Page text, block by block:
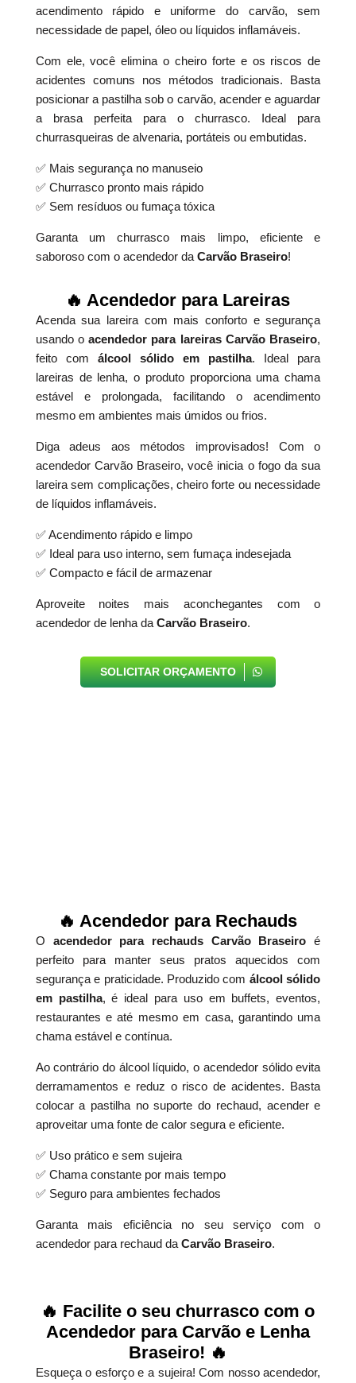
acendimento rápido e uniforme do carvão, sem
necessidade de papel, óleo ou líquidos inflamáveis.
Com ele, você elimina o cheiro forte e os riscos de
acidentes comuns nos métodos tradicionais. Basta
posicionar a pastilha sob o carvão, acender e aguardar
a brasa perfeita para o churrasco. Ideal para
churrasqueiras de alvenaria, portáteis ou embutidas.
✅ Mais segurança no manuseio
✅ Churrasco pronto mais rápido
✅ Sem resíduos ou fumaça tóxica
Garanta um churrasco mais limpo, eficiente e
saboroso com o acendedor da Carvão Braseiro!
🔥 Acendedor para Lareiras
Acenda sua lareira com mais conforto e segurança
usando oacendedor para lareiras Carvão Braseiro,
feito com álcool sólido em pastilha. Ideal para
lareiras de lenha, o produto proporciona uma chama
estável e prolongada, facilitando o acendimento
mesmo em ambientes mais úmidos ou frios.
Diga adeus aos métodos improvisados! Com o
acendedor Carvão Braseiro, você inicia o fogo da sua
lareira sem complicações, cheiro forte ou necessidade
de líquidos inflamáveis.
✅ Acendimento rápido e limpo
✅ Ideal para uso interno, sem fumaça indesejada
✅ Compacto e fácil de armazenar
Aproveite noites mais aconchegantes com o
acendedor de lenha da Carvão Braseiro.
SOLICITAR ORÇAMENTO
🔥 Acendedor para Rechauds
O acendedor para rechauds Carvão Braseiro é
perfeito para manter seus pratos aquecidos com
segurança e praticidade. Produzido com álcool sólido
em pastilha, é ideal para uso em buffets, eventos,
restaurantes e até mesmo em casa, garantindo uma
chama estável e contínua.
Ao contrário do álcool líquido, o acendedor sólido evita
derramamentos e reduz o risco de acidentes. Basta
colocar a pastilha no suporte do rechaud, acender e
aproveitar uma fonte de calor segura e eficiente.
✅ Uso prático e sem sujeira
✅ Chama constante por mais tempo
✅ Seguro para ambientes fechados
Garanta mais eficiência no seu serviço com o
acendedor para rechaud da Carvão Braseiro.
🔥 Facilite o seu churrasco com o
Acendedor para Carvão e Lenha
Braseiro! 🔥
Esqueça o esforço e a sujeira! Com nosso acendedor,